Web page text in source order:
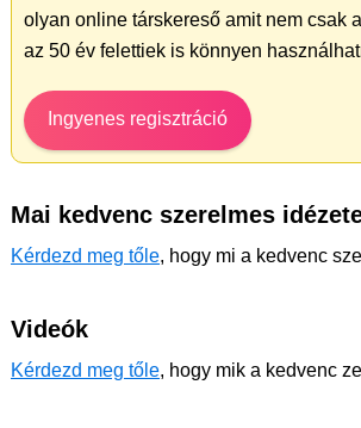
olyan online társkereső amit nem csak
az 50 év felettiek is könnyen
Ingyenes regisztráció
Mai kedvenc szerelmes
Kérdezd meg tőle, hogy mi a kedvenc
Videók
Kérdezd meg tőle, hogy mik a kedvenc